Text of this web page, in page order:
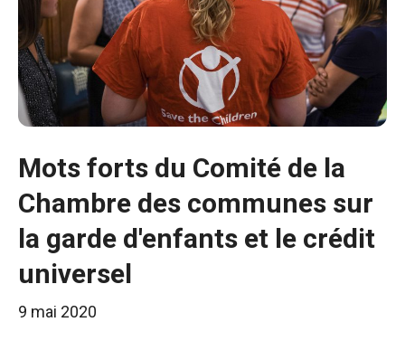
Mots forts du Comité de la
Chambre des communes sur
la garde d'enfants et le crédit
universel
9 mai 2020